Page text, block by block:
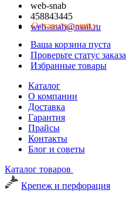
web-snab
458843445
web-snab@mail.ru
Оставить заявку
Ваша корзина пуста
Проверьте статус заказа
Избранные товары
Каталог
О компании
Доставка
Гарантия
Прайсы
Контакты
Блог и советы
Каталог товаров
Крепеж и перфорация